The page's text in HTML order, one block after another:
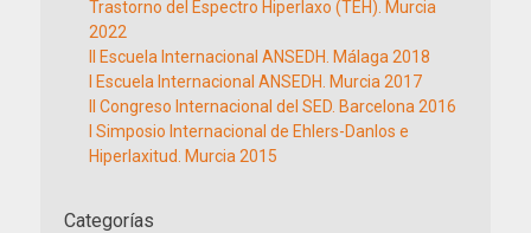
Trastorno del Espectro Hiperlaxo (TEH). Murcia
2022
II Escuela Internacional ANSEDH. Málaga 2018
I Escuela Internacional ANSEDH. Murcia 2017
II Congreso Internacional del SED. Barcelona 2016
I Simposio Internacional de Ehlers-Danlos e
Hiperlaxitud. Murcia 2015
Categorías